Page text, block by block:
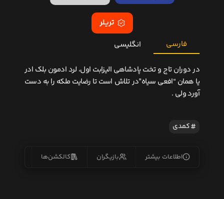
تریلر
فارسی انگلیسی
در دوران تاج و تخت پادشاهی الیزابت اول، لرد ادمون بلک ادر
یا همان “افعی سیاه”در تلاش است تا رضایت ملکه را به دست
آورد ولی .
کمدی
اطلاعات بیشتر بازیگران کالکشن‌ها